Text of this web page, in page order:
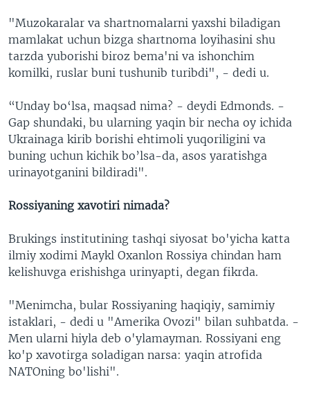
"Muzokaralar va shartnomalarni yaxshi biladigan
mamlakat uchun bizga shartnoma loyihasini shu
tarzda yuborishi biroz bema'ni va ishonchim
komilki, ruslar buni tushunib turibdi", - dedi u.
“Unday bo‘lsa, maqsad nima? - deydi Edmonds. -
Gap shundaki, bu ularning yaqin bir necha oy ichida
Ukrainaga kirib borishi ehtimoli yuqoriligini va
buning uchun kichik bo’lsa-da, asos yaratishga
urinayotganini bildiradi".
Rossiyaning xavotiri nimada?
Brukings institutining tashqi siyosat bo'yicha katta
ilmiy xodimi Maykl Oxanlon Rossiya chindan ham
kelishuvga erishishga urinyapti, degan fikrda.
"Menimcha, bular Rossiyaning haqiqiy, samimiy
istaklari, - dedi u "Amerika Ovozi" bilan suhbatda. -
Men ularni hiyla deb o'ylamayman. Rossiyani eng
ko'p xavotirga soladigan narsa: yaqin atrofida
NATOning bo'lishi".